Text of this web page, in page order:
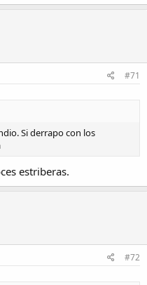
#71
Si derrapo con los
estriberas.
#72